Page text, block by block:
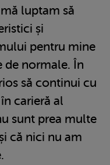
luptam să
și
pentru mine
de normale. În
să continui cu
carieră al
sunt prea multe
că nici nu am